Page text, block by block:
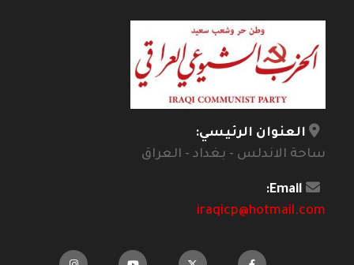
العنوان الرئيسي:
ساحة الاندلس - بغداد - العراق
Email:
iraqicp@hotmail.com